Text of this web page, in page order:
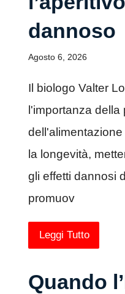
dannoso
Agosto 6, 2026
Il biologo Valter
l'importanza
la longevità,
gli effetti dannosi
promuov
Leggi Tutto
Quando